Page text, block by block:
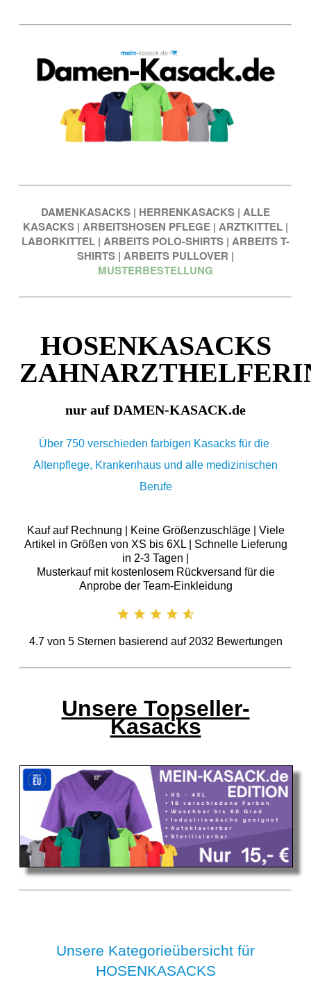
DAMENKASACKS | HERRENKASACKS | ALLE
KASACKS | ARBEITSHOSEN PFLEGE | ARZTKITTEL |
LABORKITTEL | ARBEITS POLO-SHIRTS | ARBEITS T-
SHIRTS | ARBEITS PULLOVER |
MUSTERBESTELLUNG
HOSENKASACKS
nur auf DAMEN-KASACK.de
Über 750 verschieden farbigen Kasacks für die
Altenpflege, Krankenhaus und alle medizinischen
Berufe
Kauf auf Rechnung | Keine Größenzuschläge | Viele
Artikel in Größen von XS bis 6XL | Schnelle Lieferung
in 2-3 Tagen |
Musterkauf mit kostenlosem Rückversand für die
Anprobe der Team-Einkleidung
4.7von 5Sternen basierend auf 2032 Bewertungen
Unsere Topseller-
Kasacks
Unsere Kategorieübersicht für
HOSENKASACKS